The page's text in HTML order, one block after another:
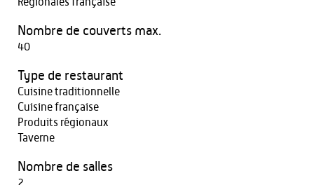
Nombre de couverts max.
40
Type de restaurant
Cuisine traditionnelle
Cuisine française
Produits régionaux
Taverne
Nombre de salles